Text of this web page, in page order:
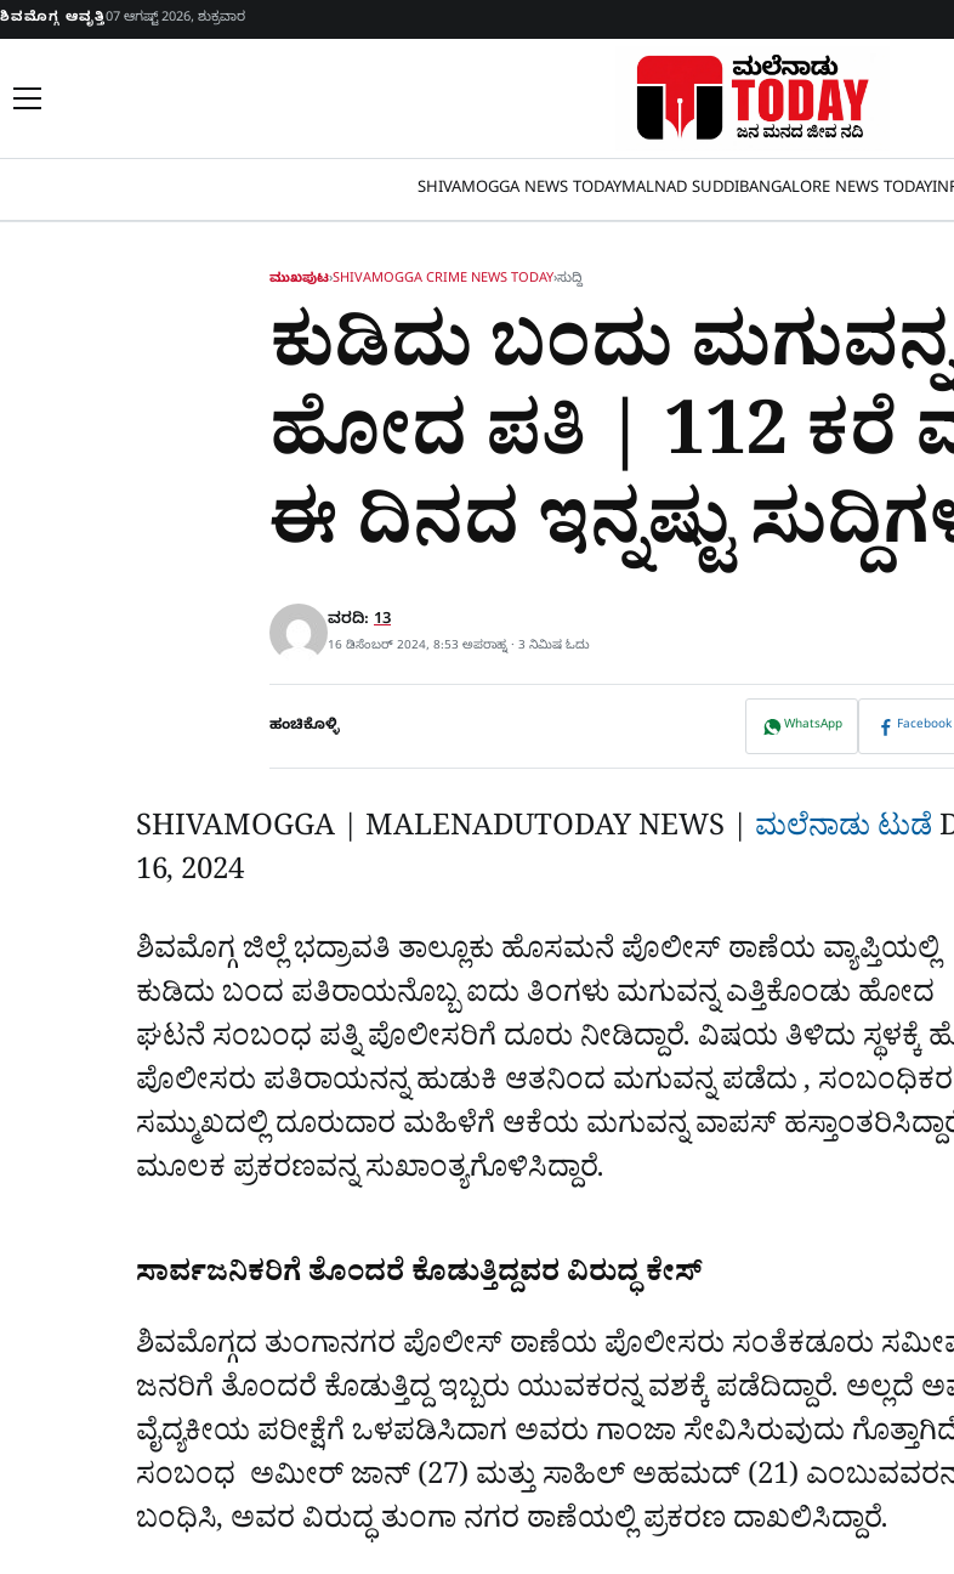
Skip to content
ಶಿವಮೊಗ್ಗ ಆವೃತ್ತಿ07 ಆಗಷ್ಟ್ 2026, ಶುಕ್ರವಾರ
SHIVAMOGGA NEWS TODAYMALNAD SUDDIBANGALORE NEWS TODAY
ಮುಖಪುಟ›SHIVAMOGGA CRIME NEWS TODAY›ಸುದ್ದಿ
ಕುಡಿದು ಬಂದು
ಹೋದ ಪತಿ | 112 ಕರೆ
ಈ ದಿನದ ಇನ್ನಷ್ಟು
ವರದಿ: 13
16 ಡಿಸೆಂಬರ್ 2024, 8:53 ಅಪರಾಹ್ನ · 3 ನಿಮಿಷ ಓದು
ಹಂಚಿಕೊಳ್ಳಿ WhatsApp Facebook
SHIVAMOGGA | MALENADUTODAY NEWS | ಮಲೆನಾಡು ಟುಡೆ
16, 2024
ಶಿವಮೊಗ್ಗ ಜಿಲ್ಲೆ ಭದ್ರಾವತಿ ತಾಲ್ಲೂಕು ಹೊಸಮನೆ ಪೊಲೀಸ್‌ ಠಾಣೆಯ ವ್ಯಾಪ್ತಿಯಲ್ಲಿ
ಕುಡಿದು ಬಂದ ಪತಿರಾಯನೊಬ್ಬ ಐದು ತಿಂಗಳು ಮಗುವನ್ನ ಎತ್ತಿಕೊಂಡು ಹೋದ
ಘಟನೆ ಸಂಬಂಧ ಪತ್ನಿ ಪೊಲೀಸರಿಗೆ ದೂರು ನೀಡಿದ್ದಾರೆ. ವಿಷಯ ತಿಳಿದು ಸ್ಥಳಕ್ಕೆ
ಪೊಲೀಸರು ಪತಿರಾಯನನ್ನ ಹುಡುಕಿ ಆತನಿಂದ ಮಗುವನ್ನ ಪಡೆದು , ಸಂಬಂಧಿಕರ
ಸಮ್ಮುಖದಲ್ಲಿ ದೂರುದಾರ ಮಹಿಳೆಗೆ ಆಕೆಯ ಮಗುವನ್ನ ವಾಪಸ್‌
ಮೂಲಕ ಪ್ರಕರಣವನ್ನ ಸುಖಾಂತ್ಯಗೊಳಿಸಿದ್ದಾರೆ.
ಸಾರ್ವಜನಿಕರಿಗೆ ತೊಂದರೆ ಕೊಡುತ್ತಿದ್ದವರ ವಿರುದ್ಧ ಕೇಸ್‌
ಶಿವಮೊಗ್ಗದ ತುಂಗಾನಗರ ಪೊಲೀಸ್‌ ಠಾಣೆಯ ಪೊಲೀಸರು ಸಂತೆಕಡೂರು
ಜನರಿಗೆ ತೊಂದರೆ ಕೊಡುತ್ತಿದ್ದ ಇಬ್ಬರು ಯುವಕರನ್ನ ವಶಕ್ಕೆ ಪಡೆದಿದ್ದಾರೆ. ಅಲ್ಲದೆ
ವೈದ್ಯಕೀಯ ಪರೀಕ್ಷೆಗೆ ಒಳಪಡಿಸಿದಾಗ ಅವರು ಗಾಂಜಾ ಸೇವಿಸಿರುವುದು
ಸಂಬಂಧ ಅಮೀರ್‌ ಜಾನ್‌ (27) ಮತ್ತು ಸಾಹಿಲ್‌ ಅಹಮದ್‌ (21)
ಬಂಧಿಸಿ, ಅವರ ವಿರುದ್ಧ ತುಂಗಾ ನಗರ ಠಾಣೆಯಲ್ಲಿ ಪ್ರಕರಣ ದಾಖಲಿಸಿದ್ದಾರೆ.